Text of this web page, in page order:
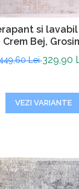
si
Crem Bej,
Lei329,90
VEZI VARIANTE